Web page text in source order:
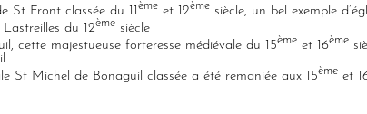
St Front classée du 11ème et 12ème siècle, un bel exemple
du 12ème siècle
cette majestueuse forteresse médiévale du 15ème et 16ème
St Michel de Bonaguil classée a été remaniée aux 15ème et